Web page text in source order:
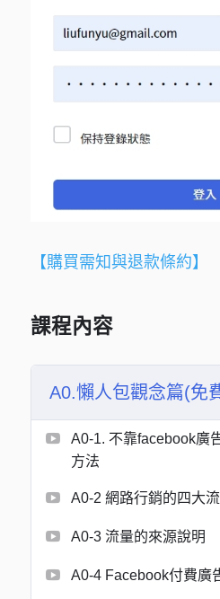
【購買需知與退款條約】
課程內容
A0.懶人包觀念篇(免
A0-1. 不靠facebook廣
方法
A0-2 網路行銷的四大
A0-3 流量的來源說明
A0-4 Facebook付費廣